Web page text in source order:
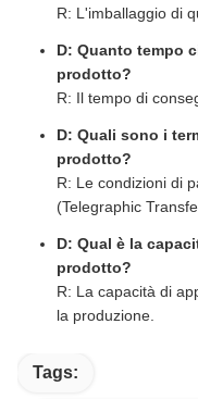
R: L'imballaggio di
D: Quanto tempo
prodotto?
R: Il tempo di
D: Quali sono i
prodotto?
R: Le condizioni di
(Telegraphic
D: Qual è la
prodotto?
R: La capacità di
la produzione.
Tags: